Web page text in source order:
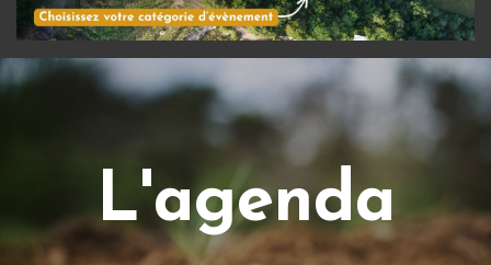
L'agenda